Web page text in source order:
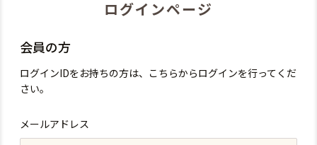
ログインページ
会員の方
ログインIDをお持ちの方は、こちらからログインを行ってくだ
さい。
メールアドレス